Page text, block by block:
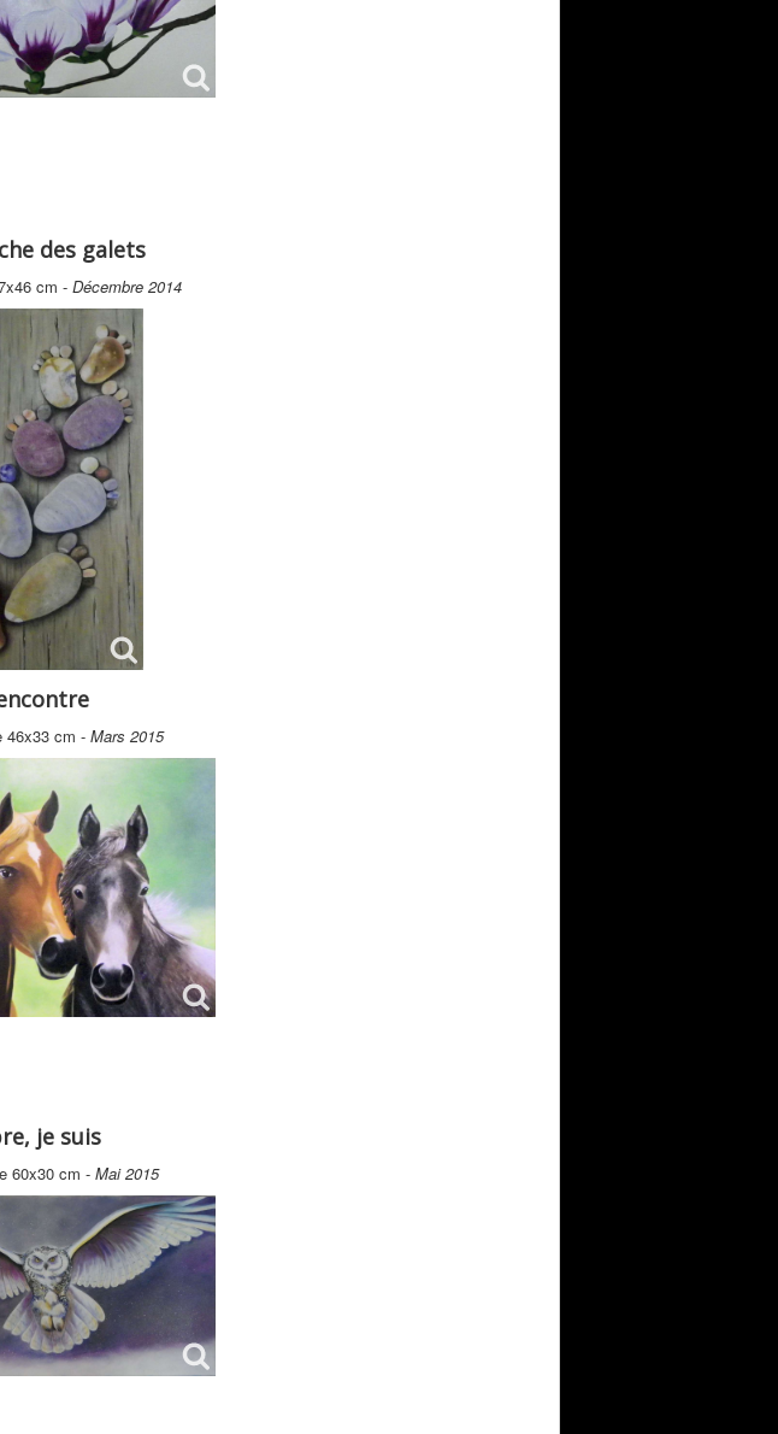
des galets
cm - Décembre 2014
46x33 cm - Mars 2015
je suis
60x30 cm - Mai 2015